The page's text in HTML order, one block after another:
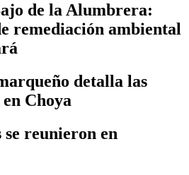
de la Alumbrera:
remediación ambiental
detalla las
Choya
reunieron en